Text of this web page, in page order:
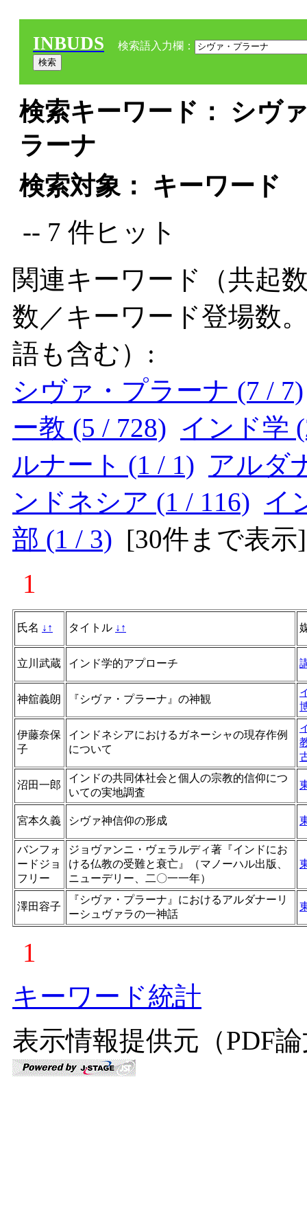
INBUDS 検索語入力欄：
検索キーワード： シヴ
ラーナ
検索対象： キーワード
-- 7 件ヒット
関連キーワード（共起
数／キーワード登場数
語も含む）:
シヴァ・プラーナ (7 / 7)
ー教 (5 / 728) インド学
ルナート (1 / 1) アルダ
ンドネシア (1 / 116) イ
部 (1 / 3) [30件まで表示]
1
氏名 ↓ ↑ タイトル ↓ ↑
立川武蔵 インド学的アプローチ
神舘義朗 『シヴァ・プラーナ』の神観
伊藤奈保
子
インドネシアにおけるガネーシャの現存作例
について
沼田一郎
インドの共同体社会と個人の宗教的信仰につ
いての実地調査
宮本久義 シヴァ神信仰の形成
バンフォ
ードジョ
フリー
ジョヴァンニ・ヴェラルディ著『インドにお
ける仏教の受難と衰亡』（マノーハル出版、
ニューデリー、二〇一一年）
澤田容子
『シヴァ・プラーナ』におけるアルダナーリ
ーシュヴァラの一神話
1
キーワード統計
表示情報提供元（PDF